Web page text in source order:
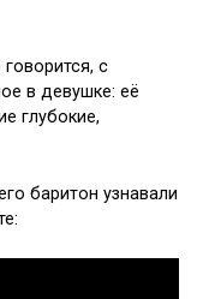
с
в девушке: её
глубокие,
баритон узнавали